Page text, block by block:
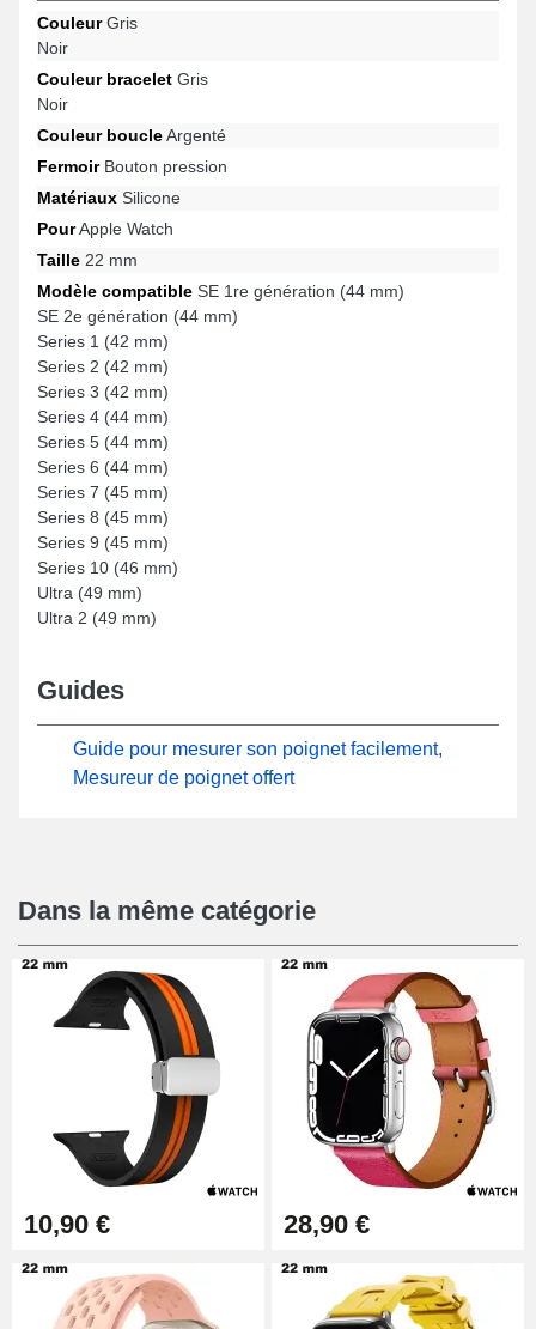
CouleurGris
Noir
Couleur bracelet Gris
Noir
Couleur boucleArgenté
FermoirBouton pression
Matériaux Silicone
PourApple Watch
Taille 22 mm
Modèle compatible SE 1re génération (44 mm)
SE 2e génération (44 mm)
Series 1 (42 mm)
Series 2 (42 mm)
Series 3 (42 mm)
Series 4 (44 mm)
Series 5 (44 mm)
Series 6 (44 mm)
Series 7 (45 mm)
Series 8 (45 mm)
Series 9 (45 mm)
Series 10 (46 mm)
Ultra (49 mm)
Ultra 2 (49 mm)
Guides
Guide pour mesurer son poignet facilement,
Mesureur de poignet offert
Dans la même catégorie
10,90 € 28,90 €